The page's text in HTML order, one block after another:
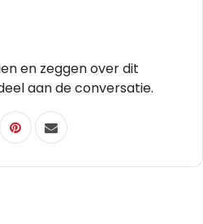
en zeggen over dit
aan de conversatie.